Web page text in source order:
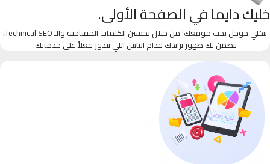
خليك دايماً في الصفحة الأولى.
بنخلي جوجل يحب موقعك! من خلال تحسين الكلمات المفتاحية والـ Technical SEO،
بنضمن لك ظهور براندك قدام الناس اللي بتدور فعلاً على خدماتك.